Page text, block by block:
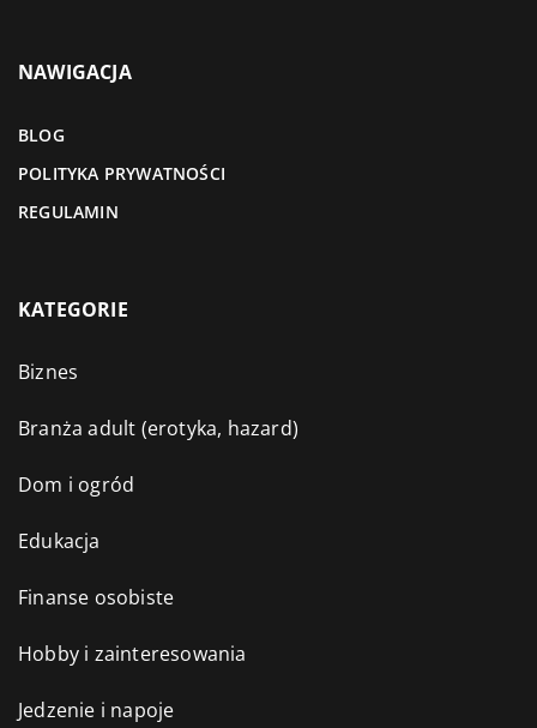
NAWIGACJA
BLOG
POLITYKA PRYWATNOŚCI
REGULAMIN
KATEGORIE
Biznes
Branża adult (erotyka, hazard)
Dom i ogród
Edukacja
Finanse osobiste
Hobby i zainteresowania
Jedzenie i napoje